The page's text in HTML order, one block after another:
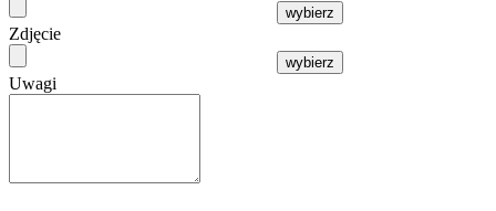
wybierz
Zdjęcie
wybierz
Uwagi